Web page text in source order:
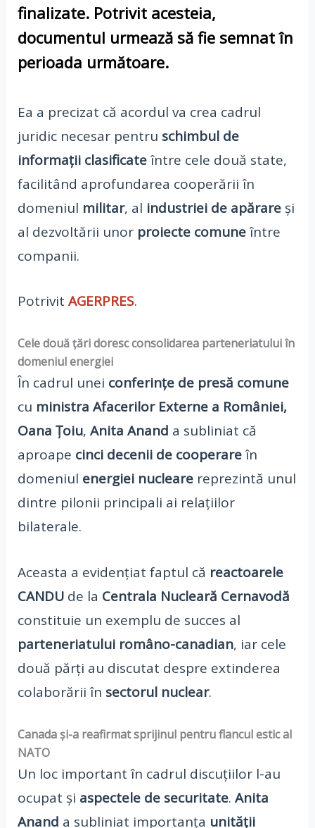
finalizate. Potrivit acesteia,
documentul urmează să fie semnat în
perioada următoare.
Ea a precizat că acordul va crea cadrul
juridic necesar pentru schimbul de
informații clasificateîntre cele două state,
facilitând aprofundarea cooperării în
domeniul militar, al industriei de apărareși
al dezvoltării unor proiecte comuneîntre
companii.
Potrivit AGERPRES.
Cele două țări doresc consolidarea parteneriatului în
domeniul energiei
În cadrul unei conferințe de presă comune
cu ministra Afacerilor Externe a României,
Oana Țoiu, Anita Anand a subliniat că
aproape cinci decenii de cooperareîn
domeniul energiei nuclearereprezintă unul
dintre pilonii principali ai relațiilor
bilaterale.
Aceasta a evidențiat faptul că reactoarele
CANDUde la Centrala Nucleară Cernavodă
constituie un exemplu de succes al
parteneriatului româno-canadian, iar cele
două părți au discutat despre extinderea
colaborării în sectorul nuclear.
Canada și-a reafirmat sprijinul pentru flancul estic al
NATO
Un loc important în cadrul discuțiilor l-au
ocupat și aspectele de securitate. Anita
Anand a subliniat importanța unității